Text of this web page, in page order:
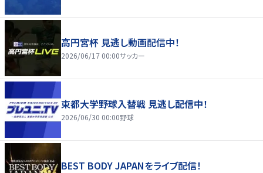
高円宮杯 見逃し動画配信中！
2026/06/17 00:00サッカー
東都大学野球入替戦 見逃し配信中！
2026/06/30 00:00野球
BEST BODY JAPANをライブ配信！